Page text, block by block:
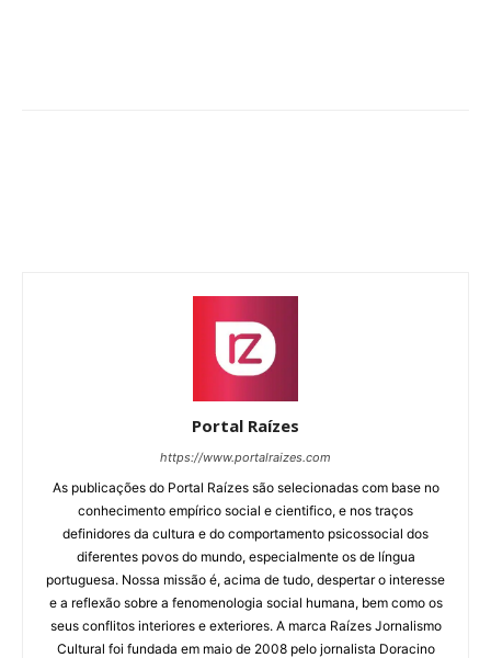
Portal Raízes
https://www.portalraizes.com
As publicações do Portal Raízes são selecionadas com base no
conhecimento empírico social e cientifico, e nos traços
definidores da cultura e do comportamento psicossocial dos
diferentes povos do mundo, especialmente os de língua
portuguesa. Nossa missão é, acima de tudo, despertar o interesse
e a reflexão sobre a fenomenologia social humana, bem como os
seus conflitos interiores e exteriores. A marca Raízes Jornalismo
Cultural foi fundada em maio de 2008 pelo jornalista Doracino